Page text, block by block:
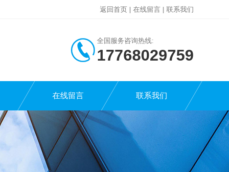
返回首页 | 在线留言 | 联系我们
全国服务咨询热线:
17768029759
在线留言 联系我们